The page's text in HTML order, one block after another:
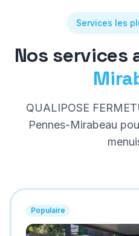
Services les
Nos services
QUALIPOSE
Pennes-Mirabeau
Populaire